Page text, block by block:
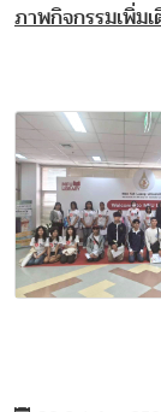
ภาพกิจกรรมเพิ่ม